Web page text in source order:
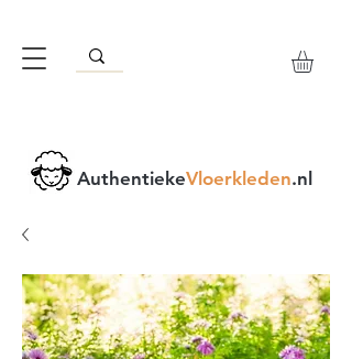
AuthentiekeVloerkleden.nl